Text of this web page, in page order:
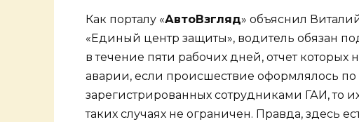
Как порталу «АвтоВзгляд» объяснил
«Единый центр защиты», водитель обязан
в течение пяти рабочих дней, отчет которых
аварии, если происшествие оформлялось
зарегистрированных сотрудниками ГАИ, то
таких случаях не ограничен. Правда, здесь